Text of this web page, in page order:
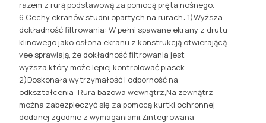
razem z rurą podstawową za pomocą pręta nośnego.
6.Cechy ekranów studni opartych na rurach: 1)Wyższa
dokładność filtrowania: W pełni spawane ekrany z drutu
klinowego jako osłona ekranu z konstrukcją otwierającą
vee sprawiają, że dokładność filtrowania jest
wyższa,który może lepiej kontrolować piasek.
2)Doskonała wytrzymałość i odporność na
odkształcenia: Rura bazowa wewnątrz,Na zewnątrz
można zabezpieczyć się za pomocą kurtki ochronnej
dodanej zgodnie z wymaganiami,Zintegrowana